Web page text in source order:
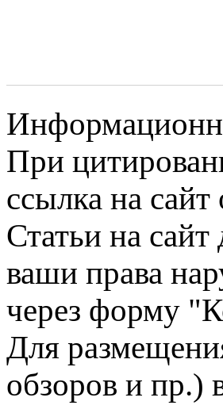
При
ссылка на сайт
Статьи на
ваши права
через форму
Для
обзоров и пр.)